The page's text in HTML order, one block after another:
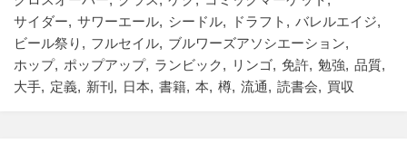
サイダー
サワーエール シードル ドラフト
バレルエイジ
ビール祭り
フルセイル
ブルワーズアソシエーション
ホップ
ポップアップ ランビック リンゴ 免許 勉強
品質
大手
定義 新刊 日本 書籍 本 樽 流通 読書会 買収